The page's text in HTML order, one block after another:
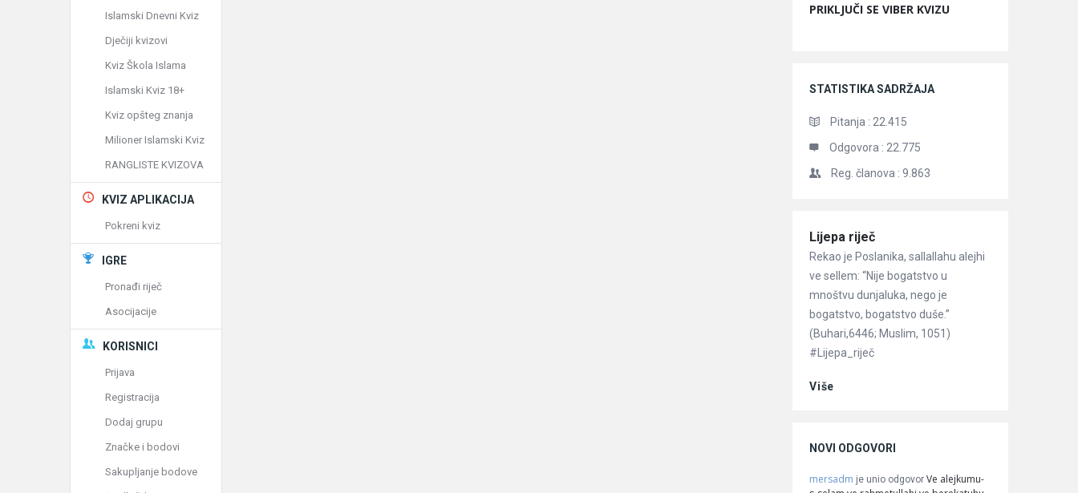
PRIKLJUČI SE VIBER KVIZU
STATISTIKA SADRŽAJA
Pitanja : 22.415
Odgovora : 22.775
Reg. članova : 9.863
Članci
Lijepa riječ
Rekao je Poslanika, sallallahu alejhi
ve sellem: “Nije bogatstvo u
mnoštvu dunjaluka, nego je
bogatstvo, bogatstvo duše.”
(Buhari,6446; Muslim, 1051)
#Lijepa_riječ
Više
NOVI ODGOVORI
mersadm je unio odgovor Ve alejkumu-
Islamski Dnevni Kviz
Dječiji kvizovi
Kviz Škola Islama
Islamski Kviz 18+
Kviz opšteg znanja
Milioner Islamski Kviz
RANGLISTE KVIZOVA
KVIZ APLIKACIJA
Pokreni kviz
IGRE
Pronađi riječ
Asocijacije
KORISNICI
Prijava
Registracija
Dodaj grupu
Značke i bodovi
Sakupljanje bodove